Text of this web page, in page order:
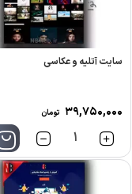
سایت آتلیه و عکاسی
۳۹,۷۵۰,۰۰۰ تومان
تعداد